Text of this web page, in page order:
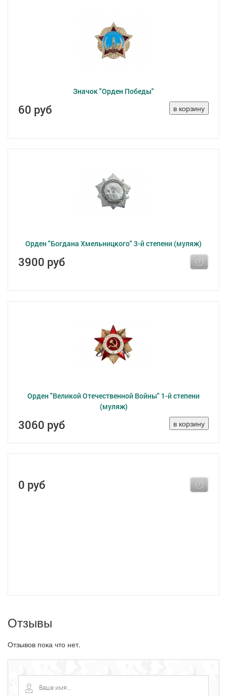
Значок "Орден Победы"
60 руб
Орден "Богдана Хмельницкого" 3-й степени (муляж)
3900 руб
Орден "Великой Отечественной Войны" 1-й степени
(муляж)
3060 руб
0 руб
Отзывы
Отзывов пока что нет.